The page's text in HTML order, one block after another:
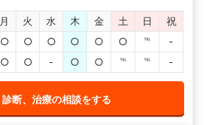
月 火 水 木 金 土 日
祝
○ ○ ○ ○ ○ ○ ℡
-
○ ○ - ○ ○ ℡ ℡ -
診断、治療の相談をする